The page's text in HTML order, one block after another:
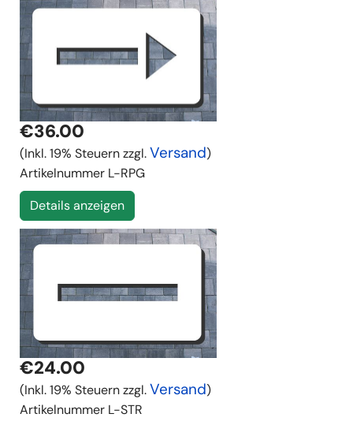
€36.00
(Inkl. 19% Steuern zzgl.Versand)
Artikelnummer L-RPG
Details anzeigen
€24.00
(Inkl. 19% Steuern zzgl.Versand)
Artikelnummer L-STR